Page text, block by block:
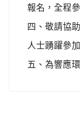
報名，全程
四、敬請協
人士踴躍參
五、為響應